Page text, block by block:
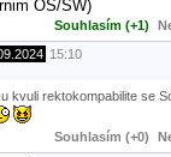
OS/SW)
Souhlasím (+1)
15:10
kvuli rektokompabilite se
Souhlasím (+0)